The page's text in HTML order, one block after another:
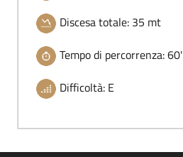
Discesa totale: 35 mt
Tempo di percorrenza: 60'
Difficoltà: E